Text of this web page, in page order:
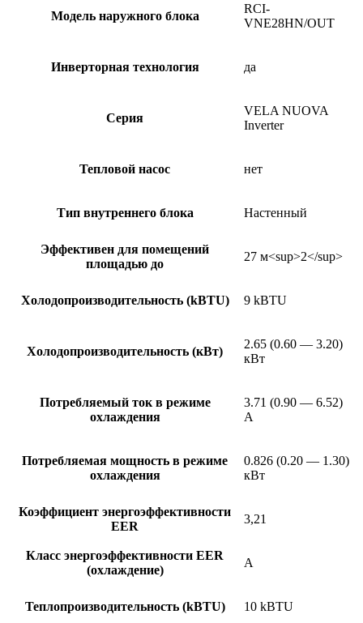
Модель наружного блока
RCI-
VNE28HN/OUT
Инверторная технология да
Серия
VELA NUOVA
Inverter
Тепловой насос нет
Тип внутреннего блока Настенный
Эффективен для помещений
площадью до
27 м<sup>2</sup>
Холодопроизводительность (kBTU) 9 kBTU
Холодопроизводительность (кВт)
2.65 (0.60 — 3.20)
кВт
Потребляемый ток в режиме
охлаждения
3.71 (0.90 — 6.52)
А
Потребляемая мощность в режиме
охлаждения
0.826 (0.20 — 1.30)
кВт
Коэффициент энергоэффективности
EER
3,21
Класс энергоэффективности EER
(охлаждение)
A
Теплопроизводительность (kBTU) 10 kBTU